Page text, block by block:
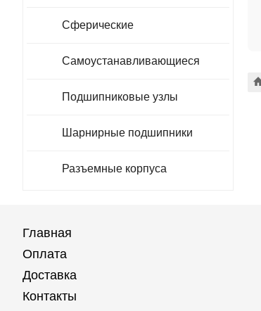
Сферические
Самоустанавливающиеся
Подшипниковые узлы
Шарнирные подшипники
Разъемные корпуса
Главная
Оплата
Доставка
Контакты